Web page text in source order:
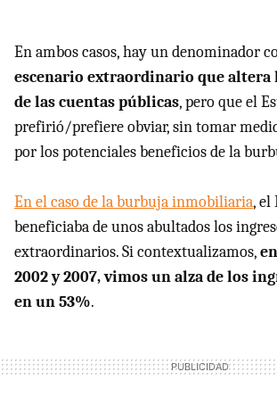
En ambos casos, hay un denominador
escenario extraordinario que altera
de las cuentas públicas, pero que el
prefirió/prefiere obviar, sin tomar
por los potenciales beneficios de la
En el caso de la burbuja inmobiliaria, el
beneficiaba de unos abultados los
extraordinarios. Si contextualizamos,
2002 y 2007, vimos un alza de los
en un 53%.